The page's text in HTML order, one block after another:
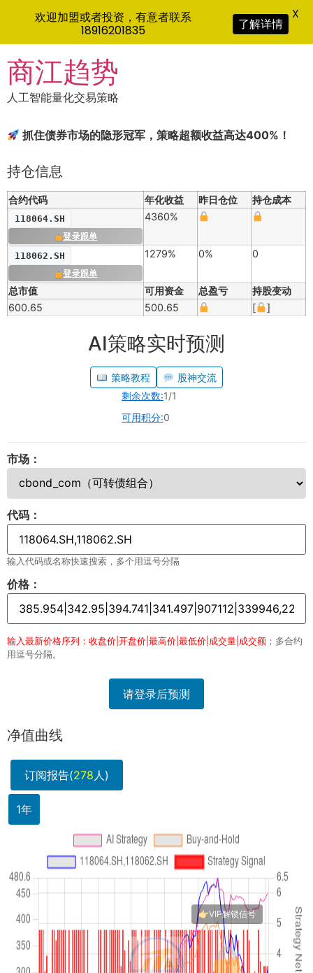
to
content
商江趋势
人工智能量化交易策略
抓住债券市场的隐形冠军，策略超额收益高达400%！
持仓信息
合约代码 年化收益 昨日仓位 持仓成本
118064.SH
登录跟单
4360%
118062.SH
登录跟单
1279% 0% 0
总市值 可用资金 总盈亏
持股变动
600.65
500.65 [ ]
AI策略实时预测
策略教程
股神交流
剩余次数:1/1
可用积分:0
市场：
代码：
输入代码或名称快速搜索，多个用逗号分隔
价格：
输入最新价格序列：收盘价|开盘价|最高价|最低价|成交量|成交额 ；多合约
用逗号分隔。
请登录后预测
净值曲线
订阅报告(278人)
1年
欢迎加盟或者投资，有意者联系
18916201835
了解详情
X